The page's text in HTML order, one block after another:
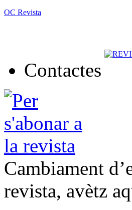
OC Revista
Contactes
Cambiament
revista, avètz